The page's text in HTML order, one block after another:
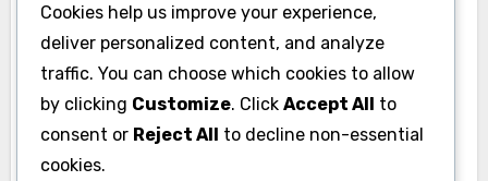
Spelers moeten zich ervan bewust zijn dat
sommige aanbiedingen specifieke acties kunnen
deelname aan community-evenementen, om
volledig te profiteren van de promotionele
Cookies help us improve your experience,
deliver personalized content, and analyze
traffic. You can choose which cookies to allow
by clicking Customize. Click Accept All to
consent or Reject All to decline non-essential
cookies.